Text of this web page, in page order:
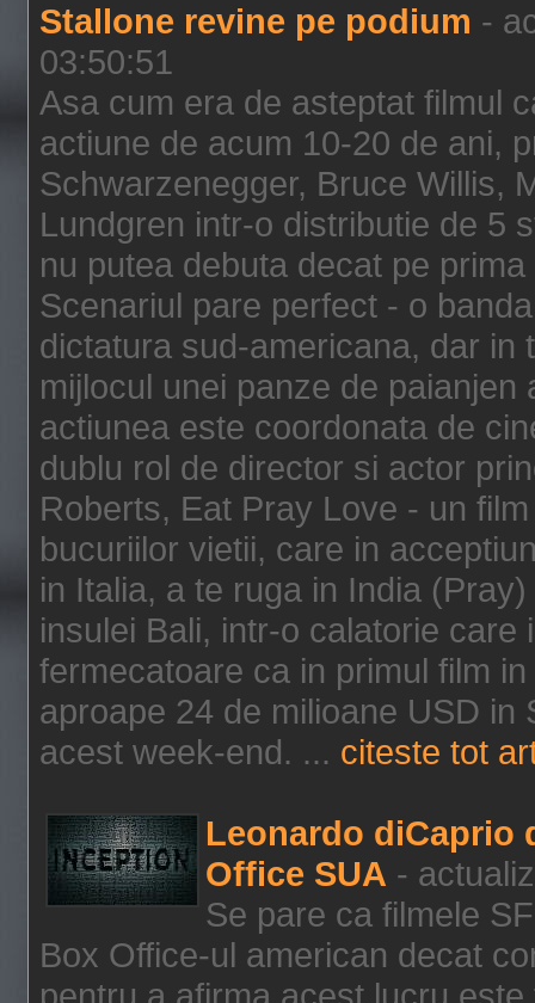
Stallone revine pe podium -
03:50:51
Asa cum era de asteptat filmul
actiune de acum 10-20 de ani,
Schwarzenegger, Bruce Willis,
Lundgren intr-o distributie de 5
nu putea debuta decat pe
Scenariul pare perfect - o
dictatura sud-americana, dar in
mijlocul unei panze de
actiunea este coordonata de
dublu rol de director si actor
Roberts, Eat Pray Love - un
bucuriilor vietii, care in
in Italia, a te ruga in India
insulei Bali, intr-o calatorie
fermecatoare ca in primul film
aproape 24 de milioane USD in
acest week-end. ... citeste tot
Leonardo diCaprio
Office SUA -
Se pare ca filmele
Box Office-ul american decat